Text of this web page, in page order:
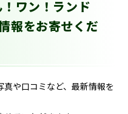
ワン！ランド
報をお寄せくだ
や口コミなど、最新情報を